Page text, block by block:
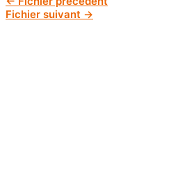
Fichier suivant →